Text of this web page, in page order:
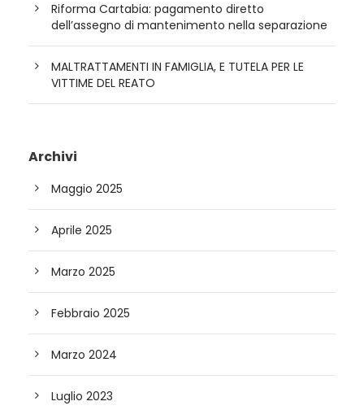
Riforma Cartabia: pagamento diretto
dell’assegno di mantenimento nella separazione
MALTRATTAMENTI IN FAMIGLIA, E TUTELA PER LE
VITTIME DEL REATO
Archivi
Maggio 2025
Aprile 2025
Marzo 2025
Febbraio 2025
Marzo 2024
Luglio 2023